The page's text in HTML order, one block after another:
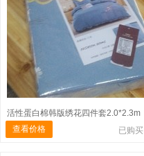
活性蛋白棉韩版绣花四件套2.0*2.3m
查看价格
已购买